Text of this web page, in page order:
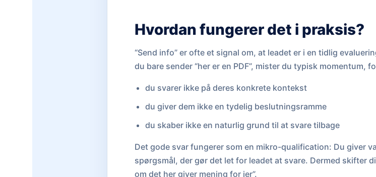
Hvordan fungerer det i praksis?
“Send info” er ofte et signal om, at leadet er i en tidlig
du bare sender “her er en PDF”, mister du typisk momentum,
du svarer ikke på deres konkrete kontekst
du giver dem ikke en tydelig beslutningsramme
du skaber ikke en naturlig grund til at svare tilbage
Det gode svar fungerer som en mikro-qualification: Du giver
spørgsmål, der gør det let for leadet at svare. Dermed skifter
om det her giver mening for jer”.